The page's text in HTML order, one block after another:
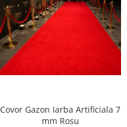
Covor Gazon Iarba Artificiala 7
mm Rosu